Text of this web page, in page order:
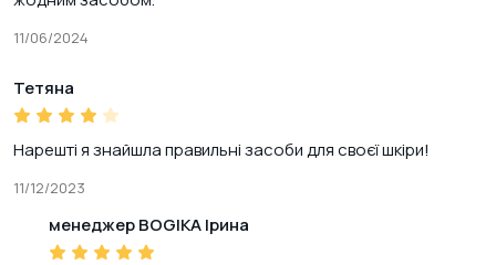
11/06/2024
Тетяна
Нарешті я знайшла правильні засоби для своєї шкіри!
11/12/2023
менеджер BOGIKA Ірина